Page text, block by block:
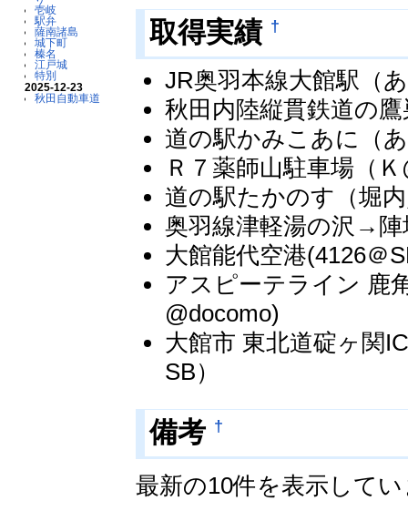
壱岐
駅弁
薩南諸島
城下町
榛名
江戸城
特別
2025-12-23
秋田自動車道
取得実績 †
JR奥羽本線大館駅（
秋田内陸縦貫鉄道の
道の駅かみこあに（
Ｒ７薬師山駐車場（
道の駅たかのす（堀
奥羽線津軽湯の沢→
大館能代空港(4126＠
アスピーテライン 鹿
@docomo)
大館市 東北道碇ヶ関
SB）
備考 †
最新の10件を表示して